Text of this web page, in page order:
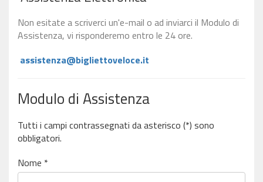
Non esitate a scriverci un'e-mail o ad inviarci il Modulo di
Assistenza, vi risponderemo entro le 24 ore.
assistenza@bigliettoveloce.it
Modulo di Assistenza
Tutti i campi contrassegnati da asterisco (*) sono
obbligatori.
Nome *